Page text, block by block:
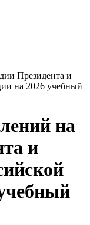
Президента и
на 2026 учебный
на
и